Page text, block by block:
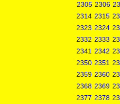
2305 2306
2314 2315
2323 2324
2332 2333
2341 2342
2350 2351
2359 2360
2368 2369
2377 2378